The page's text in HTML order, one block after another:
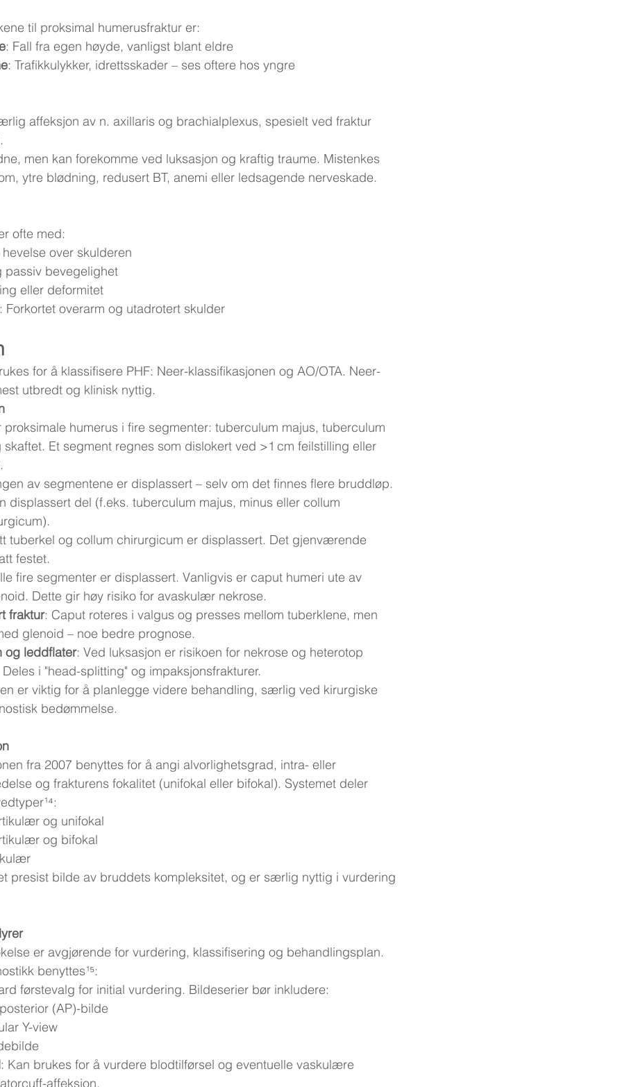
til proksimal humerusfraktur er:
: Fall fra egen høyde, vanligst blant eldre
: Trafikkulykker, idrettsskader – ses oftere hos yngre
affeksjon av n. axillaris og brachialplexus, spesielt ved fraktur
men kan forekomme ved luksasjon og kraftig traume. Mistenkes
ytre blødning, redusert BT, anemi eller ledsagende nerveskade.
ofte med:
over skulderen
passiv bevegelighet
eller deformitet
Forkortet overarm og utadrotert skulder
for å klassifisere PHF: Neer-klassifikasjonen og AO/OTA. Neer-
utbredt og klinisk nyttig.
proksimale humerus i fire segmenter: tuberculum majus, tuberculum
Et segment regnes som dislokert ved >1 cm feilstilling eller
av segmentene er displassert – selv om det finnes flere bruddløp.
displassert del (f.eks. tuberculum majus, minus eller collum
tuberkel og collum chirurgicum er displassert. Det gjenværende
festet.
fire segmenter er displassert. Vanligvis er caput humeri ute av
Dette gir høy risiko for avaskulær nekrose.
fraktur: Caput roteres i valgus og presses mellom tuberklene, men
glenoid – noe bedre prognose.
og leddflater: Ved luksasjon er risikoen for nekrose og heterotop
i "head-splitting" og impaksjonsfrakturer.
er viktig for å planlegge videre behandling, særlig ved kirurgiske
bedømmelse.
fra 2007 benyttes for å angi alvorlighetsgrad, intra- eller
og frakturens fokalitet (unifokal eller bifokal). Systemet deler
og unifokal
og bifokal
presist bilde av bruddets kompleksitet, og er særlig nyttig i vurdering
er avgjørende for vurdering, klassifisering og behandlingsplan.
benyttes¹⁵:
førstevalg for initial vurdering. Bildeserier bør inkludere:
(AP)-bilde
Y-view
: Kan brukes for å vurdere blodtilførsel og eventuelle vaskulære
affeksjon.